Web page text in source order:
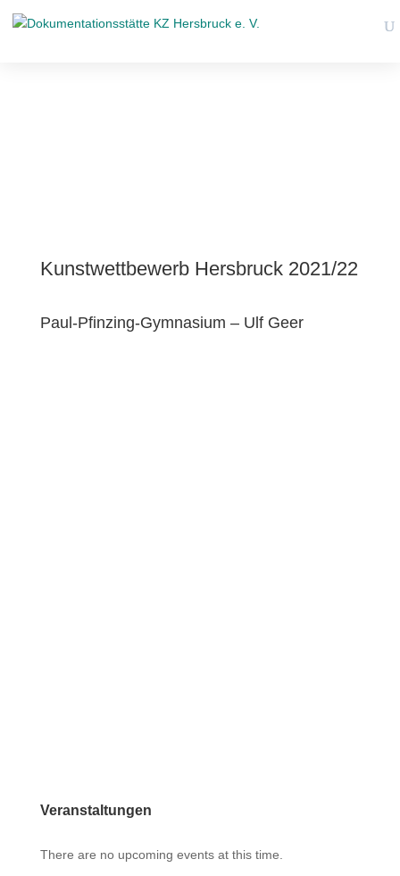
Kunstwettbewerb Hersbruck 2021/22
Paul-Pfinzing-Gymnasium – Ulf Geer
Veranstaltungen
There are no upcoming events at this time.